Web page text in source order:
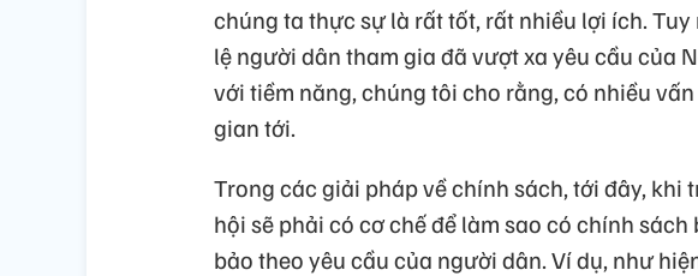
chúng ta thực sự là rất tốt, rất nhiều lợi ích.
lệ người dân tham gia đã vượt xa yêu cầu của
với tiềm năng, chúng tôi cho rằng, có nhiều
gian tới.
Trong các giải pháp về chính sách, tới đây, khi
hội sẽ phải có cơ chế để làm sao có chính
bảo theo yêu cầu của người dân. Ví dụ, như